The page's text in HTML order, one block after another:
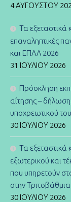
4 ΑΥΓΟΎΣΤΟΥ
Τα εξεταστικά
επαναληπτικές
και ΕΠΑΛ 2026
31 ΙΟΥΛΊΟΥ 2026
Πρόσκληση
αίτησης –
υποχρεωτικού
30 ΙΟΥΛΊΟΥ 2026
Τα εξεταστικά
εξωτερικού και
που υπηρετούν
στην
30 ΙΟΥΛΊΟΥ 2026